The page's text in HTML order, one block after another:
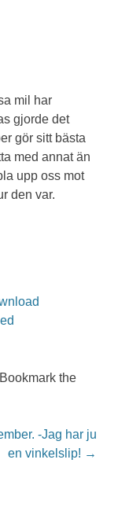
mil har
gjorde det
gör sitt bästa
med annat än
upp oss mot
den var.
the
-Jag har ju
en vinkelslip! →